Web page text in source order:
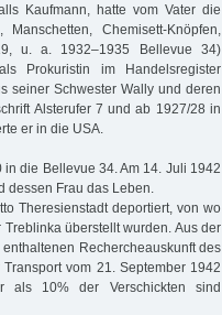
Kaufmann, hatte vom Vater die
Chemisett-Knöpfen,
u. a. 1932–1935 Bellevue 34)
Prokuristin im Handelsregister
seiner Schwester Wally und deren
Alsterufer 7 und ab 1927/28 in
er in die USA.
die Bellevue 34. Am 14. Juli 1942
dessen Frau das Leben.
Theresienstadt deportiert, von wo
überstellt wurden. Aus der
Rechercheauskunft des
vom 21. September 1942
als 10% der Verschickten sind